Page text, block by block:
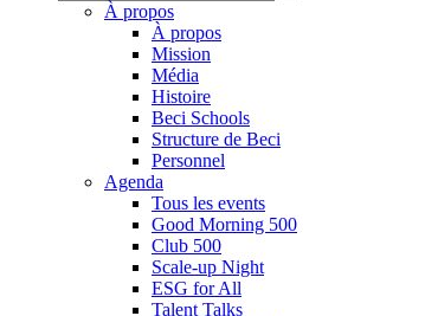
À propos
À propos
Mission
Média
Histoire
Beci Schools
Structure de Beci
Personnel
Agenda
Tous les events
Good Morning 500
Club 500
Scale-up Night
ESG for All
Talent Talks